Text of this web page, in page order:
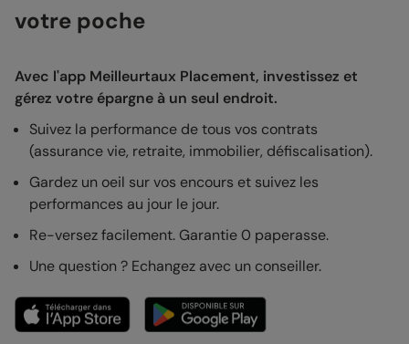
votre poche
Avec l'app Meilleurtaux Placement, investissez et
gérez votre épargne à un seul endroit.
Suivez la performance de tous vos contrats
(assurance vie, retraite, immobilier, défiscalisation).
Gardez un oeil sur vos encours et suivez les
performances au jour le jour.
Re-versez facilement. Garantie 0 paperasse.
Une question ? Echangez avec un conseiller.